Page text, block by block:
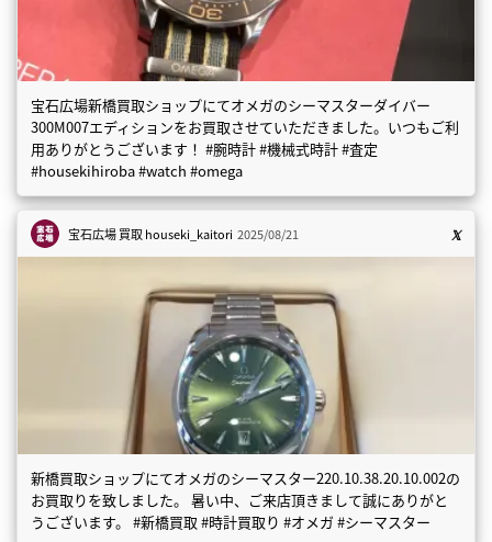
宝石広場新橋買取ショップにてオメガのシーマスターダイバー
300M007エディションをお買取させていただきました。いつもご利
用ありがとうございます！ #腕時計 #機械式時計 #査定
#housekihiroba #watch #omega
宝石広場 買取houseki_kaitori 2025/08/21
新橋買取ショップにてオメガのシーマスター220.10.38.20.10.002の
お買取りを致しました。 暑い中、ご来店頂きまして誠にありがと
うございます。 #新橋買取 #時計買取り #オメガ #シーマスター